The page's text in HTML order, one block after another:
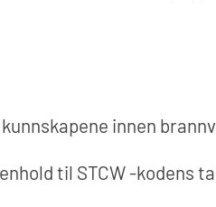
innen
til STCW -kodens